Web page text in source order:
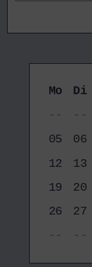
Mo Di
--
--
05
06
12
13
19
20
26
27
--
--